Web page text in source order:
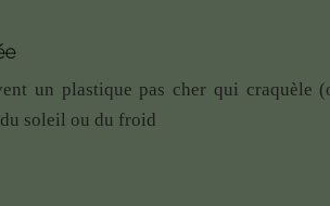
Sonnette RDVS
produit, que de la réactivité et de la
au top, synchronisation avec le carillon
y mettre un peu plus et être sûr que
un plastique pas cher qui craquèle
soleil ou du froid